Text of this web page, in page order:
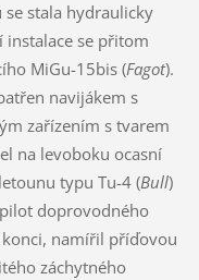
se stala hydraulicky
instalace se přitom
MiGu-15bis (Fagot).
navijákem s
zařízením s tvarem
na levoboku ocasní
typu Tu-4 (Bull)
doprovodného
namířil příďovou
záchytného